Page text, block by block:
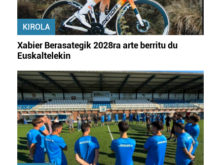
KIROLA
Xabier Berasategik 2028ra arte berritu du
Euskaltelekin